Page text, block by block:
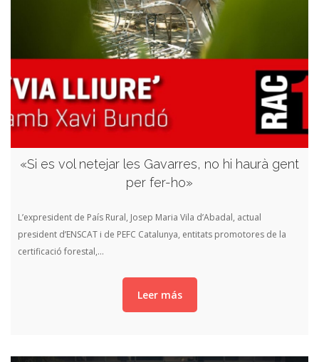
«Si es vol netejar les Gavarres, no hi haurà gent
per fer-ho»
L’expresident de País Rural, Josep Maria Vila d’Abadal, actual
president d’ENSCAT i de PEFC Catalunya, entitats promotores de la
certificació forestal,…
Leer más